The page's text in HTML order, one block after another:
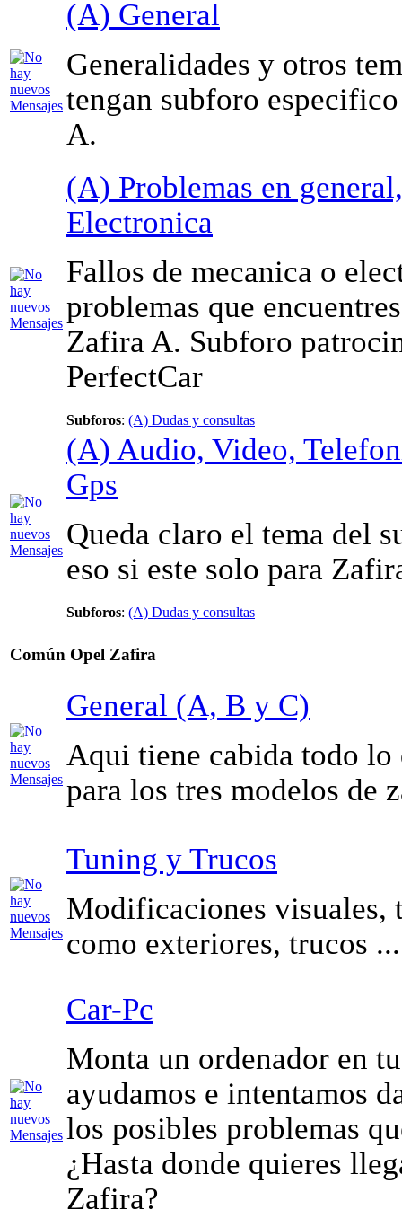
(A) General
Generalidades y otros
tengan subforo
A.
(A) Problemas en
Electronica
Fallos de mecanica o
problemas que
Zafira A. Subforo
PerfectCar
Subforos: (A) Dudas y consultas
(A) Audio, Video,
Gps
Queda claro el tema del
eso si este solo para
Subforos: (A) Dudas y consultas
Común Opel Zafira
General (A, B y C)
Aqui tiene cabida todo lo
para los tres modelos de
Tuning y Trucos
Modificaciones visuales,
como exteriores, trucos ...
Car-Pc
Monta un ordenador en
ayudamos e intentamos
los posibles problemas
¿Hasta donde quieres
Zafira?